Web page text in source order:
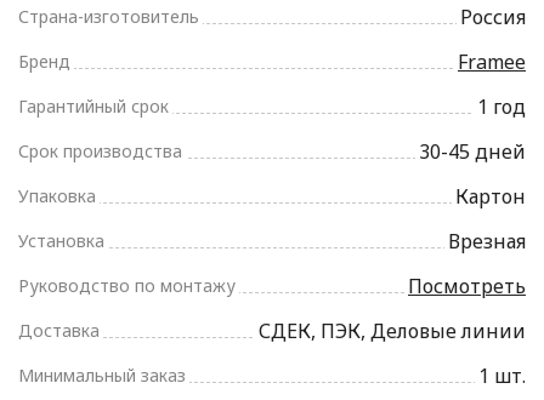
Страна-изготовитель Россия
Бренд Framee
Гарантийный срок 1 год
Срок производства 30-45 дней
Упаковка Картон
Установка Врезная
Руководство по монтажу Посмотреть
Доставка СДЕК, ПЭК, Деловые линии
Минимальный заказ 1 шт.